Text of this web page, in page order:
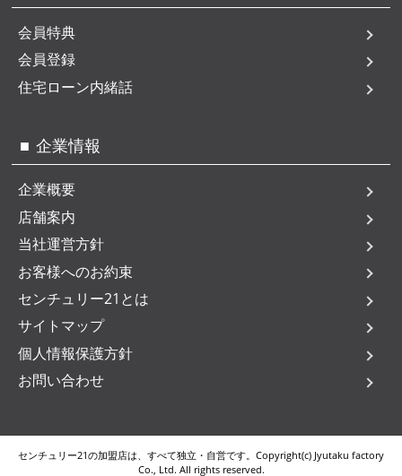
会員特典
会員登録
住宅ローン内緒話
企業情報
企業概要
店舗案内
当社運営方針
お客様へのお約束
センチュリー21とは
サイトマップ
個人情報保護方針
お問い合わせ
センチュリー21の加盟店は、すべて独立・自営です。Copyright(c) Jyutaku factory
Co., Ltd. All rights reserved.